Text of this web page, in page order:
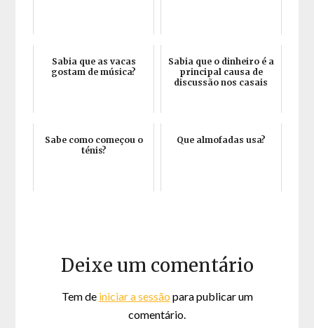
Sabia que as vacas
gostam de música?
Sabia que o dinheiro é a
principal causa de
discussão nos casais
Sabe como começou o
ténis?
Que almofadas usa?
Deixe um comentário
Tem de iniciar a sessão para publicar um
comentário.